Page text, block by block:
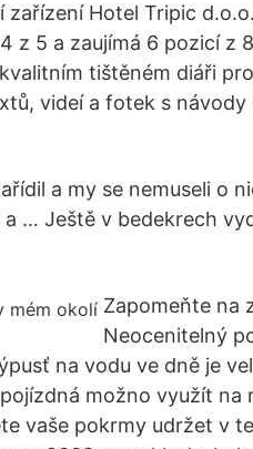
Hotel Tripic
z 5 a zaujímá 6 pozicí z
tištěném diáři
videí a fotek s
a my se nemuseli o
… Ještě v bedekrech
Zapomeňte na
Neocenitelný
na vodu ve dně je
možno využít na
vaše pokrmy udržet v